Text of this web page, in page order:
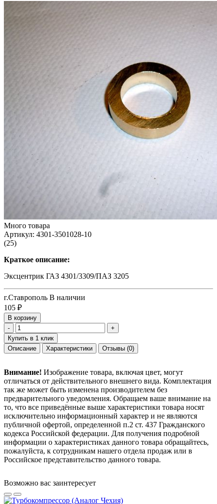
Много товара
Артикул: 4301-3501028-10
(25)
Краткое описание:
Эксцентрик ГАЗ 4301/3309/ПАЗ 3205
г.Ставрополь В наличии
105 ₽
В корзину
-
+
Купить в 1 клик
Описание
Характеристики Отзывы (0)
Внимание! Изображение товара, включая цвет, могут
отличаться от действительного внешнего вида. Комплектация
так же может быть изменена производителем без
предварительного уведомления. Обращаем ваше внимание на
то, что все приведённые выше характеристики товара носят
исключительно информационный характер и не являются
публичной офертой, определенной п.2 ст. 437 Гражданского
кодекса Российской федерации. Для получения подробной
информации о характеристиках данного товара обращайтесь,
пожалуйста, к сотрудникам нашего отдела продаж или в
Российское представительство данного товара.
Возможно вас заинтересует